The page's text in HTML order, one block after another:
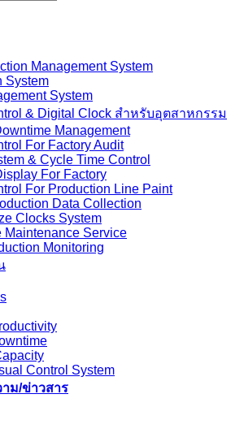
Management System
System
System
& Digital Clock สำหรับอุตสาหกรรม
Management
For Factory Audit
& Cycle Time Control
For Factory
For Production Line Paint
Data Collection
Clocks System
Maintenance Service
Monitoring
Control System
ม/ข่าวสาร